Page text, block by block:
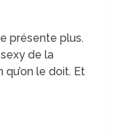
présente plus.
de la
qu’on le doit. Et